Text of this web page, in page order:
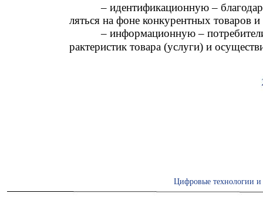
– идентификационную –
ляться на фоне конкурентных товаров
– информационную –
рактеристик товара (услуги) и
Цифровые технологии и